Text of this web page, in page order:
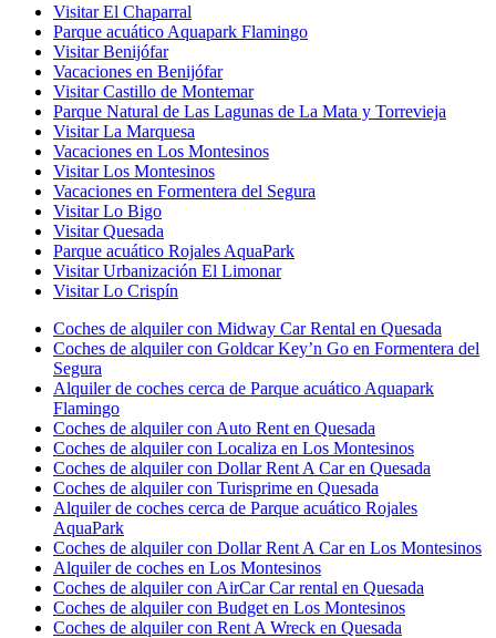
Visitar El Chaparral
Parque acuático Aquapark Flamingo
Visitar Benijófar
Vacaciones en Benijófar
Visitar Castillo de Montemar
Parque Natural de Las Lagunas de La Mata y Torrevieja
Visitar La Marquesa
Vacaciones en Los Montesinos
Visitar Los Montesinos
Vacaciones en Formentera del Segura
Visitar Lo Bigo
Visitar Quesada
Parque acuático Rojales AquaPark
Visitar Urbanización El Limonar
Visitar Lo Crispín
Coches de alquiler con Midway Car Rental en Quesada
Coches de alquiler con Goldcar Key’n Go en Formentera del
Segura
Alquiler de coches cerca de Parque acuático Aquapark
Flamingo
Coches de alquiler con Auto Rent en Quesada
Coches de alquiler con Localiza en Los Montesinos
Coches de alquiler con Dollar Rent A Car en Quesada
Coches de alquiler con Turisprime en Quesada
Alquiler de coches cerca de Parque acuático Rojales
AquaPark
Coches de alquiler con Dollar Rent A Car en Los Montesinos
Alquiler de coches en Los Montesinos
Coches de alquiler con AirCar Car rental en Quesada
Coches de alquiler con Budget en Los Montesinos
Coches de alquiler con Rent A Wreck en Quesada